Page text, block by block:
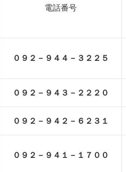
電話番号
０９２－９４４－３２２５
０９２－９４３－２２２０
０９２－９４２－６２３１
０９２－９４１－１７００